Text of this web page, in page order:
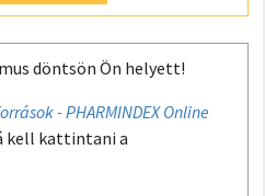
döntsön Ön helyett!
- PHARMINDEX Online
kell kattintani a